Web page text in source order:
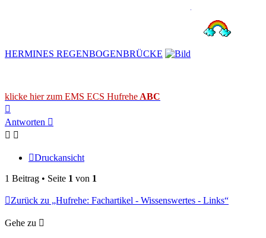
HERMINES REGENBOGENBRÜCKE
klicke hier zum EMS ECS Hufrehe ABC
oben
Antworten
Druckansicht
1 Beitrag • Seite 1 von 1
Zurück zu „Hufrehe: Fachartikel - Wissenswertes - Links“
Gehe zu